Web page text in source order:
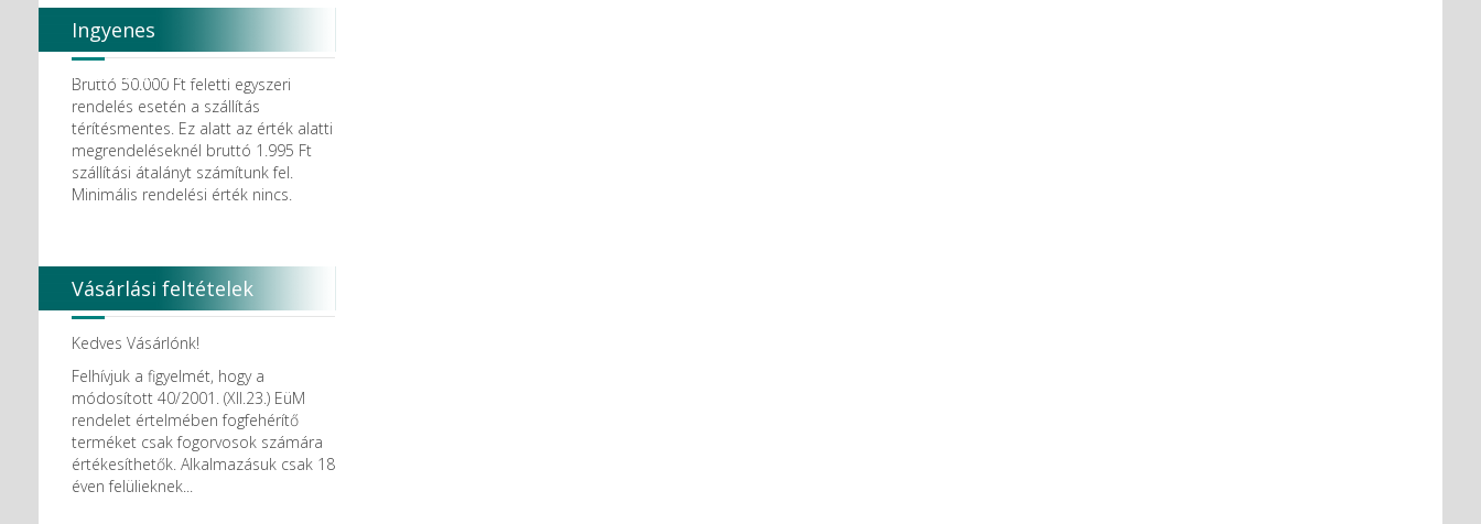
Degradable Sol. AG
Degradable Solutions AG
DELTA RT.
Dendia GmbH
DenMat Holdings, LLC
Dental Film srl.
Dental Pacific
Dentis
Dentsolv AB
Detax
DFS
DIADENT
Diaswiss S.A.
Discus Dental PHILIPS
DISPOTECH S.r.l.
DKL
DMG
DÜRR DENTAL SE
DUX
Ingyenes
házhozszállítás
Bruttó 50.000 Ft feletti egyszeri
rendelés esetén a szállítás
térítésmentes. Ez alatt az érték alatti
megrendeléseknél bruttó 1.995 Ft
szállítási átalányt számítunk fel.
Minimális rendelési érték nincs.
Vásárlási feltételek
Kedves Vásárlónk!
Felhívjuk a figyelmét, hogy a
módosított 40/2001. (XII.23.) EüM
rendelet értelmében fogfehérítő
terméket csak fogorvosok számára
értékesíthetők. Alkalmazásuk csak 18
éven felülieknek...